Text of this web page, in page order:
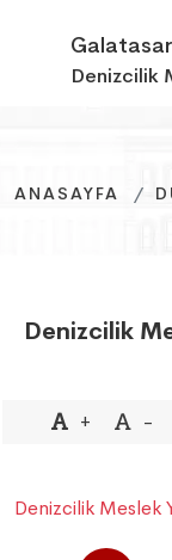
Denizcilik
ANASAYFA
ANASAYFA
ANASAYFA
Denizcilik
+ -
Denizcilik Meslek